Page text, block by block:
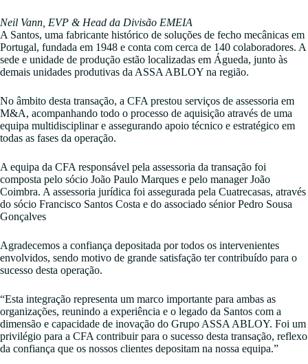
Neil Vann, EVP & Head da Divisão EMEIA
A Santos, uma fabricante histórico de soluções de fecho mecânicas em
Portugal, fundada em 1948 e conta com cerca de 140 colaboradores. A
sede e unidade de produção estão localizadas em Águeda, junto às
demais unidades produtivas da ASSA ABLOY na região.
No âmbito desta transação, a CFA prestou serviços de assessoria em
M&A, acompanhando todo o processo de aquisição através de uma
equipa multidisciplinar e assegurando apoio técnico e estratégico em
todas as fases da operação.
A equipa da CFA responsável pela assessoria da transação foi
composta pelo sócio João Paulo Marques e pelo manager João
Coimbra. A assessoria jurídica foi assegurada pela Cuatrecasas, através
do sócio Francisco Santos Costa e do associado sénior Pedro Sousa
Gonçalves
Agradecemos a confiança depositada por todos os intervenientes
envolvidos, sendo motivo de grande satisfação ter contribuído para o
sucesso desta operação.
“Esta integração representa um marco importante para ambas as
organizações, reunindo a experiência e o legado da Santos com a
dimensão e capacidade de inovação do Grupo ASSA ABLOY. Foi um
privilégio para a CFA contribuir para o sucesso desta transação, reflexo
da confiança que os nossos clientes depositam na nossa equipa.”